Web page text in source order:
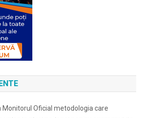
Oficial metodologia care